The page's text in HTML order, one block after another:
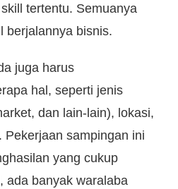
tertentu. Semuanya
berjalannya bisnis.
juga harus
hal, seperti jenis
dan lain-lain), lokasi,
Pekerjaan sampingan ini
yang cukup
ada banyak waralaba